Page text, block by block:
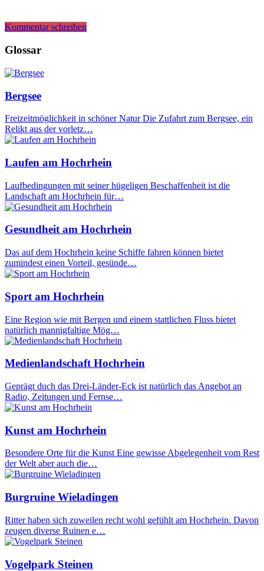
Kommentar schreiben
Glossar
Bergsee
Freizeitmöglichkeit in schöner Natur Die Zufahrt zum Bergsee, ein
Relikt aus der vorletz…
Laufen am Hochrhein
Laufbedingungen mit seiner hügeligen Beschaffenheit ist die
Landschaft am Hochrhein für…
Gesundheit am Hochrhein
Das auf dem Hochrhein keine Schiffe fahren können bietet
zumindest einen Vorteil, gesünde…
Sport am Hochrhein
Eine Region wie mit Bergen und einem stattlichen Fluss bietet
natürlich mannigfaltige Mög…
Medienlandschaft Hochrhein
Geprägt duch das Drei-Länder-Eck ist natürlich das Angebot an
Radio, Zeitungen und Fernse…
Kunst am Hochrhein
Besondere Orte für die Kunst Eine gewisse Abgelegenheit vom Rest
der Welt aber auch die…
Burgruine Wieladingen
Ritter haben sich zuweilen recht wohl gefühlt am Hochrhein. Davon
zeugen diverse Ruinen e…
Vogelpark Steinen